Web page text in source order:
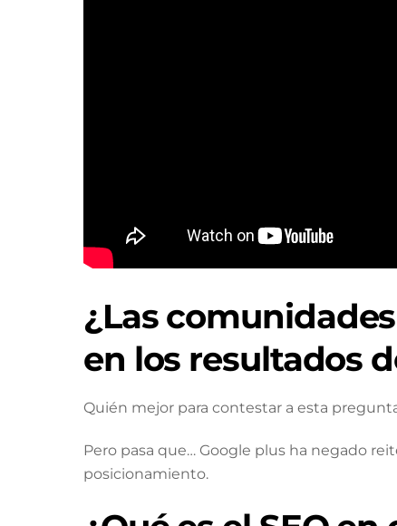
¿Las
en los resultados
Quién mejor para contestar a esta
Pero pasa que… Google plus ha negado
posicionamiento.